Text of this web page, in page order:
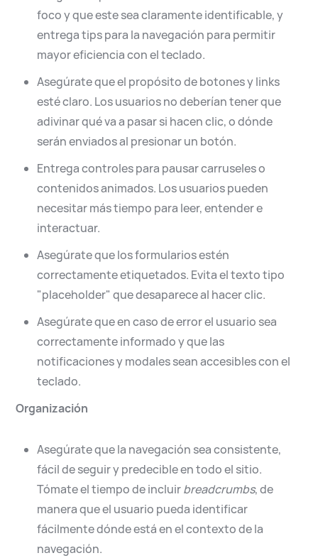
foco y que este sea claramente identificable, y
entrega tips para la navegación para permitir
mayor eficiencia con el teclado.
Asegúrate que el propósito de botones y links
esté claro. Los usuarios no deberían tener que
adivinar qué va a pasar si hacen clic, o dónde
serán enviados al presionar un botón.
Entrega controles para pausar carruseles o
contenidos animados. Los usuarios pueden
necesitar más tiempo para leer, entender e
interactuar.
Asegúrate que los formularios estén
correctamente etiquetados. Evita el texto tipo
"placeholder" que desaparece al hacer clic.
Asegúrate que en caso de error el usuario sea
correctamente informado y que las
notificaciones y modales sean accesibles con el
teclado.
Organización
Asegúrate que la navegación sea consistente,
fácil de seguir y predecible en todo el sitio.
Tómate el tiempo de incluirbreadcrumbs, de
manera que el usuario pueda identificar
fácilmente dónde está en el contexto de la
navegación.